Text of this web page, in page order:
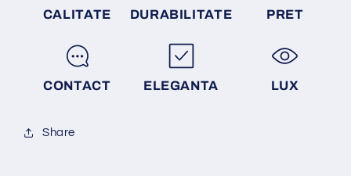
CALITATE DURABILITATE PRET
CONTACT ELEGANTA LUX
Share